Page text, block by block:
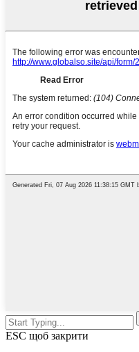
ESC щоб закрити